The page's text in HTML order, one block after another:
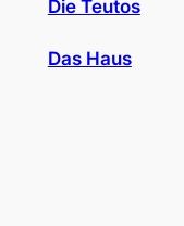
Die Teutos
Das Haus